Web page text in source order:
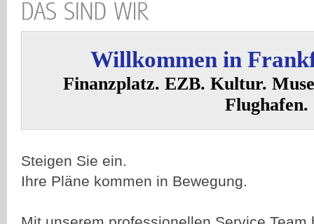
Willkommen in
Finanzplatz. EZB. Kultur.
Flughafen.
Steigen Sie ein.
Ihre Pläne kommen in Bewegung.